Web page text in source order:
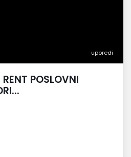
uporedi
POSLOVNI